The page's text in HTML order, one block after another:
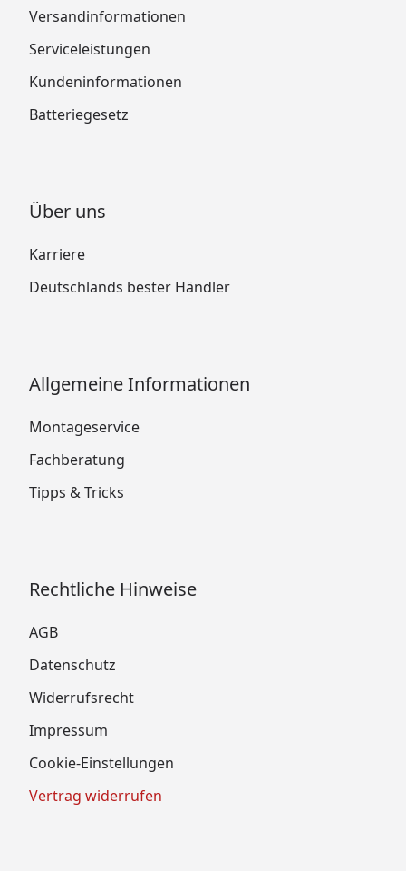
Versandinformationen
Serviceleistungen
Kundeninformationen
Batteriegesetz
Über uns
Karriere
Deutschlands bester Händler
Allgemeine Informationen
Montageservice
Fachberatung
Tipps & Tricks
Rechtliche Hinweise
AGB
Datenschutz
Widerrufsrecht
Impressum
Cookie-Einstellungen
Vertrag widerrufen